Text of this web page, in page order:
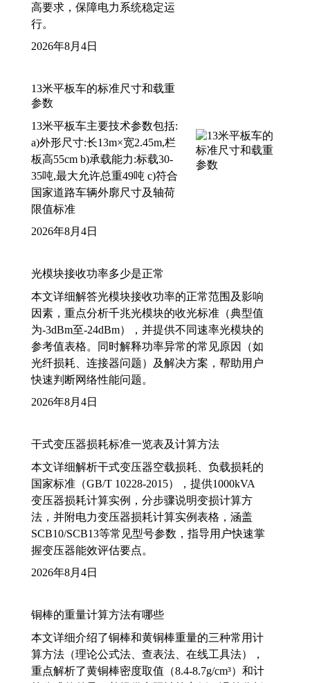
高要求，保障电力系统稳定运
行。
2026年8月4日
13米平板车的标准尺寸和载重
参数
13米平板车主要技术参数包括:
a)外形尺寸:长13m×宽2.45m,栏
板高55cm b)承载能力:标载30-
35吨,最大允许总重49吨 c)符合
国家道路车辆外廓尺寸及轴荷
限值标准
2026年8月4日
光模块接收功率多少是正常
本文详细解答光模块接收功率的正常范围及影响
因素，重点分析千兆光模块的收光标准（典型值
为-3dBm至-24dBm），并提供不同速率光模块的
参考值表格。同时解释功率异常的常见原因（如
光纤损耗、连接器问题）及解决方案，帮助用户
快速判断网络性能问题。
2026年8月4日
干式变压器损耗标准一览表及计算方法
本文详细解析干式变压器空载损耗、负载损耗的
国家标准（GB/T 10228-2015），提供1000kVA
变压器损耗计算实例，分步骤说明变损计算方
法，并附电力变压器损耗计算实例表格，涵盖
SCB10/SCB13等常见型号参数，指导用户快速掌
握变压器能效评估要点。
2026年8月4日
铜棒的重量计算方法有哪些
本文详细介绍了铜棒和黄铜棒重量的三种常用计
算方法（理论公式法、查表法、在线工具法），
重点解析了黄铜棒密度取值（8.4-8.7g/cm³）和计